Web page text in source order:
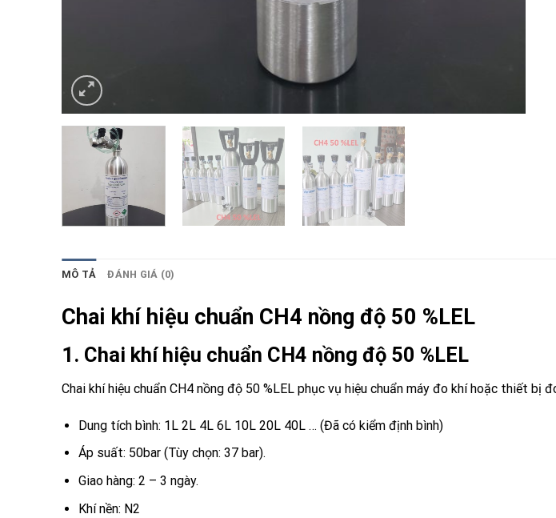
MÔ TẢ ĐÁNH GIÁ (0)
Chai khí hiệu chuẩn CH4 nồng độ 50 %LEL
1. Chai khí hiệu chuẩn CH4 nồng độ 50 %LEL
Chai khí hiệu chuẩn CH4 nồng độ 50 %LEL phục vụ hiệu chuẩn máy đo khí hoặc thiết bị
Dung tích bình: 1L 2L 4L 6L 10L 20L 40L … (Đã có kiểm định bình)
Áp suất: 50bar (Tùy chọn: 37 bar).
Giao hàng: 2 – 3 ngày.
Khí nền: N2